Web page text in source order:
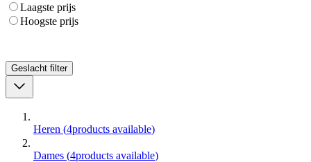
Laagste prijs
Hoogste prijs
Geslacht filter
Heren (4products available)
Dames (4products available)